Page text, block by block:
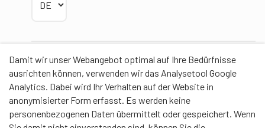
Damit wir unser Webangebot optimal auf Ihre Bedürfnisse
ausrichten können, verwenden wir das Analysetool Google
Analytics. Dabei wird Ihr Verhalten auf der Website in
anonymisierter Form erfasst. Es werden keine
personenbezogenen Daten übermittelt oder gespeichert. Wenn
Partner